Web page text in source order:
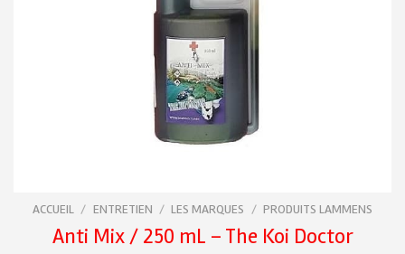
ACCUEIL / ENTRETIEN / LES MARQUES / PRODUITS LAMMENS
Anti Mix / 250 mL – The Koi Doctor